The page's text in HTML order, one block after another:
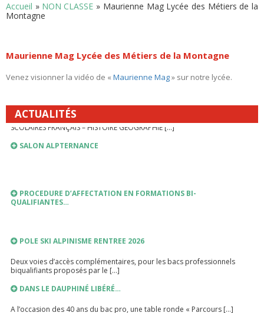
Accueil » NON CLASSE » Maurienne Mag Lycée des Métiers de la
Montagne
Maurienne Mag Lycée des Métiers de la Montagne
Venez visionner la vidéo de « Maurienne Mag» sur notre lycée.
ACTUALITÉS
PRONOTE
PLANNING DE RENTREE 2026 TROUSSEAU INTERNAT FOURNITURES
SCOLAIRES FRANÇAIS – HISTOIRE GEOGRAPHIE […]
QUALIFIANTES…
biqualifiants proposés par le […]